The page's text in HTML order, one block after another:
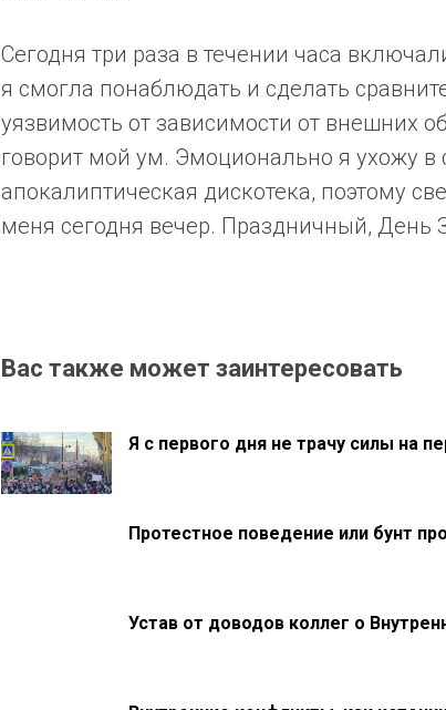
Сегодня три раза в течении часа
я смогла понаблюдать и сделать
уязвимость от зависимости от внешних
говорит мой ум. Эмоционально я ухожу в
апокалиптическая дискотека, поэтому
меня сегодня вечер. Праздничный, День
Вас также может заинтересовать
Я с первого дня не трачу силы на
Протестное поведение или бунт
Устав от доводов коллег о